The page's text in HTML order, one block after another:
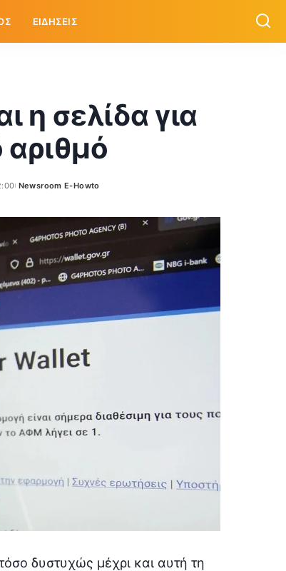
ΕΙΔΗΣΕΙΣ
η σελίδα για
Posted
Newsroom E-Howto
δυστυχώς μέχρι και αυτή τη